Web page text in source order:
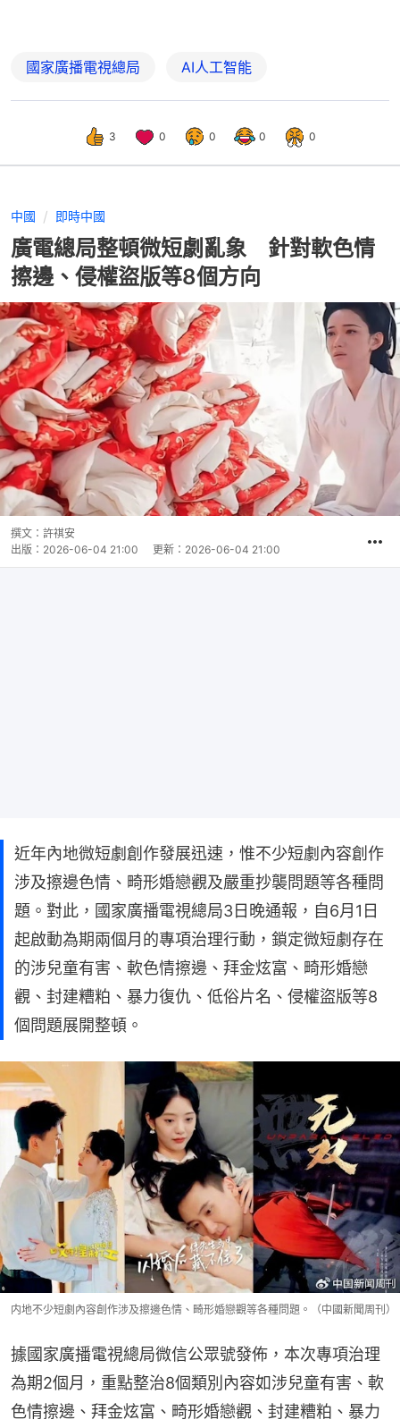
國家廣播電視總局 AI人工智能
3 0 0 0 0
中國 即時中國
廣電總局整頓微短劇亂象 針對軟色情
擦邊、侵權盜版等8個方向
撰文： 許祺安
出版： 2026-06-04 21:00 更新： 2026-06-04 21:00
近年內地微短劇創作發展迅速，惟不少短劇內容創作
涉及擦邊色情、畸形婚戀觀及嚴重抄襲問題等各種問
題。對此，國家廣播電視總局3日晚通報，自6月1日
起啟動為期兩個月的專項治理行動，鎖定微短劇存在
的涉兒童有害、軟色情擦邊、拜金炫富、畸形婚戀
觀、封建糟粕、暴力復仇、低俗片名、侵權盜版等8
個問題展開整頓。
内地不少短劇內容創作涉及擦邊色情、畸形婚戀觀等各種問題。（中國新聞周刊）
據國家廣播電視總局微信公眾號發佈，本次專項治理
為期2個月，重點整治8個類別內容如涉兒童有害、軟
色情擦邊、拜金炫富、畸形婚戀觀、封建糟粕、暴力